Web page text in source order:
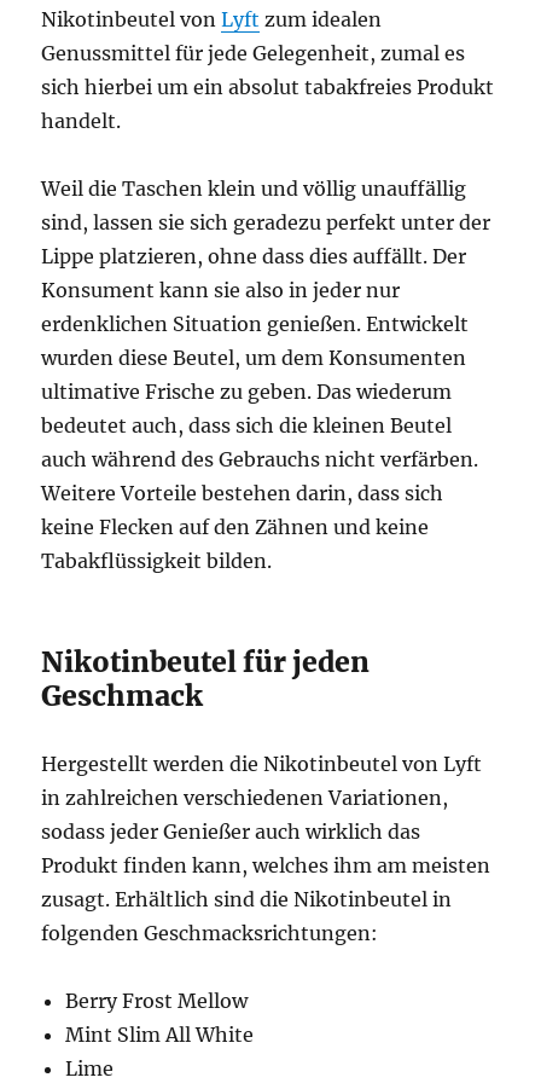
Nikotinbeutel vonLyft zum idealen
Genussmittel für jede Gelegenheit, zumal es
sich hierbei um ein absolut tabakfreies Produkt
handelt.
Weil die Taschen klein und völlig unauffällig
sind, lassen sie sich geradezu perfekt unter der
Lippe platzieren, ohne dass dies auffällt. Der
Konsument kann sie also in jeder nur
erdenklichen Situation genießen. Entwickelt
wurden diese Beutel, um dem Konsumenten
ultimative Frische zu geben. Das wiederum
bedeutet auch, dass sich die kleinen Beutel
auch während des Gebrauchs nicht verfärben.
Weitere Vorteile bestehen darin, dass sich
keine Flecken auf den Zähnen und keine
Tabakflüssigkeit bilden.
Nikotinbeutel für jeden
Geschmack
Hergestellt werden die Nikotinbeutel von Lyft
in zahlreichen verschiedenen Variationen,
sodass jeder Genießer auch wirklich das
Produkt finden kann, welches ihm am meisten
zusagt. Erhältlich sind die Nikotinbeutel in
folgenden Geschmacksrichtungen:
Berry Frost Mellow
Mint Slim All White
Lime